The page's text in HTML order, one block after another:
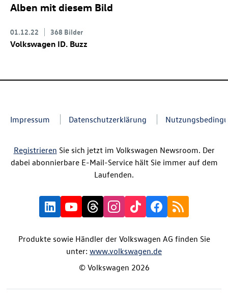
Alben mit diesem Bild
01.12.22 368 Bilder
Volkswagen ID. Buzz
Impressum Datenschutzerklärung
Registrieren Sie sich jetzt im Volkswagen Newsroom. Der
dabei abonnierbare E-Mail-Service hält Sie immer auf dem
Laufenden.
Produkte sowie Händler der Volkswagen AG finden Sie
unter: www.volkswagen.de
© Volkswagen 2026